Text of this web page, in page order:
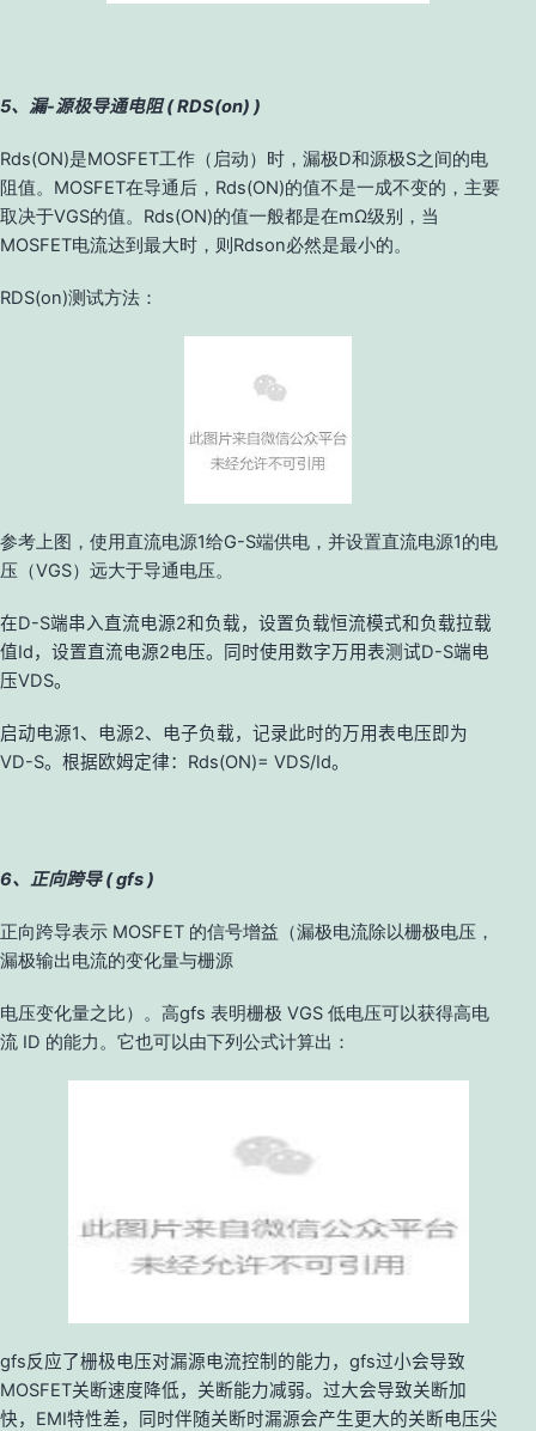
5、漏-源极导通电阻 ( RDS(on) )
Rds(ON)是MOSFET工作（启动）时，漏极D和源极S之间的电
阻值。MOSFET在导通后，Rds(ON)的值不是一成不变的，主要
取决于VGS的值。Rds(ON)的值一般都是在mΩ级别，当
MOSFET电流达到最大时，则Rdson必然是最小的。
RDS(on)测试方法：
参考上图，使用直流电源1给G-S端供电，并设置直流电源1的电
压（VGS）远大于导通电压。
在D-S端串入直流电源2和负载，设置负载恒流模式和负载拉载
值Id，设置直流电源2电压。同时使用数字万用表测试D-S端电
压VDS。
启动电源1、电源2、电子负载，记录此时的万用表电压即为
VD-S。根据欧姆定律：Rds(ON)= VDS/Id。
6、正向跨导 ( gfs )
正向跨导表示 MOSFET 的信号增益（漏极电流除以栅极电压，
漏极输出电流的变化量与栅源
电压变化量之比）。高gfs 表明栅极 VGS 低电压可以获得高电
流 ID 的能力。它也可以由下列公式计算出：
gfs反应了栅极电压对漏源电流控制的能力， gfs过小会导致
MOSFET关断速度降低，关断能力减弱。过大会导致关断加
快， EMI特性差，同时伴随关断时漏源会产生更大的关断电压尖